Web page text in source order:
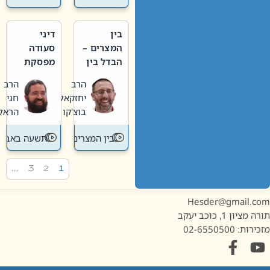
בין
המצרים –
הבדל בין
חדשה
לישנה
הרב
יחזקאל
בוצ'קו
בין המצרים
דיני
סעודה
מפסקת
תשעה
באב
הרב
חגי
הראל
תשעה באב
1, כוכב יעקב
02-6550500